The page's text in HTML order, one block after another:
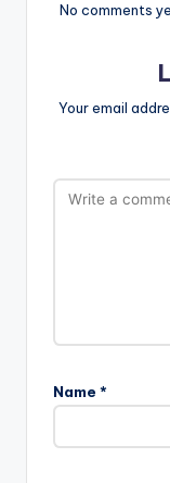
No comments
Your email
Name *